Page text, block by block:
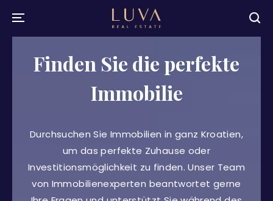
Finden Sie die perfekte
Immobilie
Durchsuchen Sie Immobilien in ganz Kroatien,
um das perfekte Zuhause oder
Investitionsmöglichkeit zu finden. Unser Team
von Immobilienexperten beantwortet gerne